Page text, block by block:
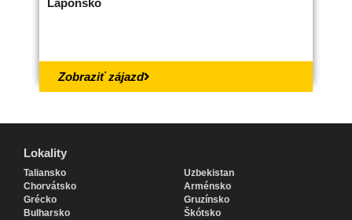
Laponsko
Zobraziť zájazd
Lokality
Taliansko
Chorvátsko
Grécko
Bulharsko
Uzbekistan
Arménsko
Gruzínsko
Škótsko